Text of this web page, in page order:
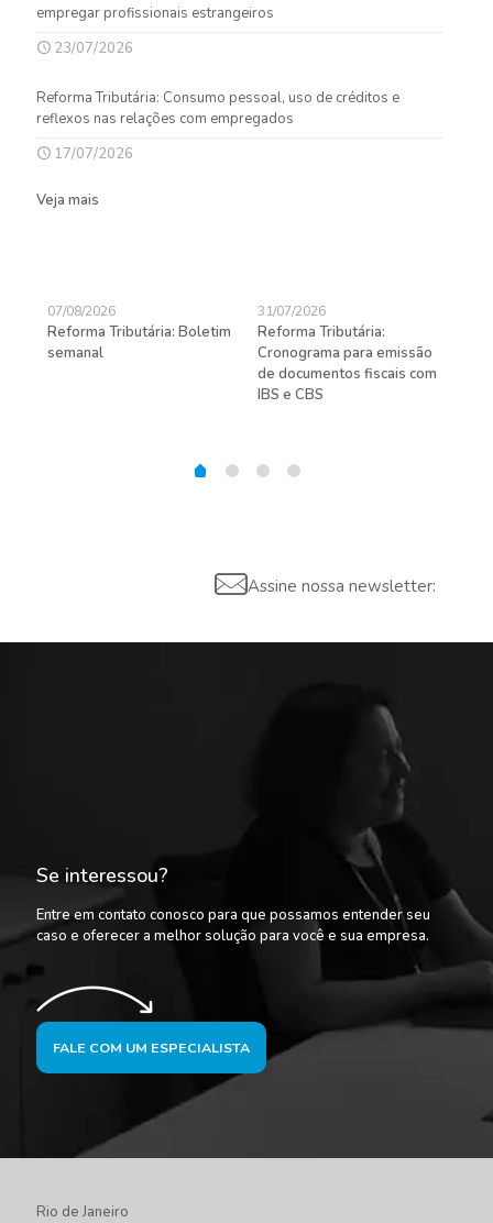
empregar profissionais estrangeiros
23/07/2026
Reforma Tributária: Consumo pessoal, uso de créditos e
reflexos nas relações com empregados
17/07/2026
Veja mais
07/08/2026
Reforma Tributária: Boletim
semanal
31/07/2026
Reforma Tributária:
Cronograma para emissão
de documentos fiscais com
IBS e CBS
Assine nossa newsletter:
Se interessou?
Entre em contato conosco para que possamos entender seu
caso e oferecer a melhor solução para você e sua empresa.
FALE COM UM ESPECIALISTA
Rio de Janeiro